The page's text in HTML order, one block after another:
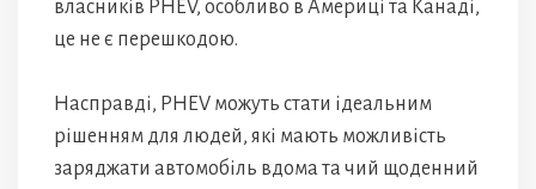
власників PHEV, особливо в Америці та Канаді,
це не є перешкодою.
Насправді, PHEV можуть стати ідеальним
рішенням для людей, які мають можливість
заряджати автомобіль вдома та чий щоденний